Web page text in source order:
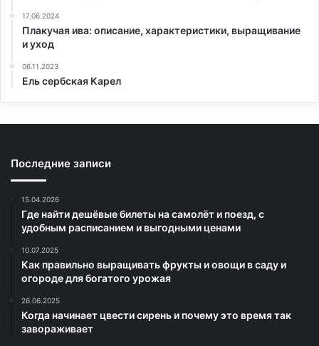
17.06.2024
Плакучая ива: описание, характеристики, выращивание
и уход
06.11.2023
Ель сербская Карел
Последние записи
15.04.2026
Где найти дешёвые билеты на самолёт и поезд, с
удобным расписанием и выгодными ценами
10.07.2025
Как правильно выращивать фрукты и овощи в саду и
огороде для богатого урожая
26.06.2025
Когда начинает цвести сирень и почему это время так
завораживает